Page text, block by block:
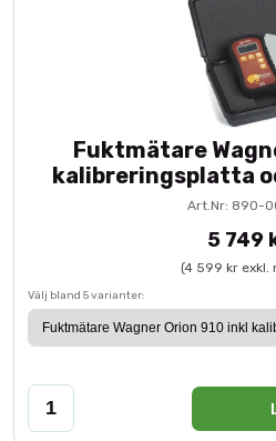
Fuktmätare
kalibreringsplatta
Art.Nr: 890-
5 749
(4 599 kr exkl.
Välj bland 5 varianter: